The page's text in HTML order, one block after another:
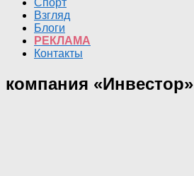
Спорт
Взгляд
Блоги
РЕКЛАМА
Контакты
компания «Инвестор»